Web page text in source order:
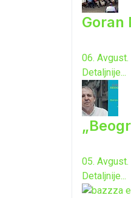
Goran
06. Avgust.
Detaljnije...
05. Avgust.
Detaljnije...